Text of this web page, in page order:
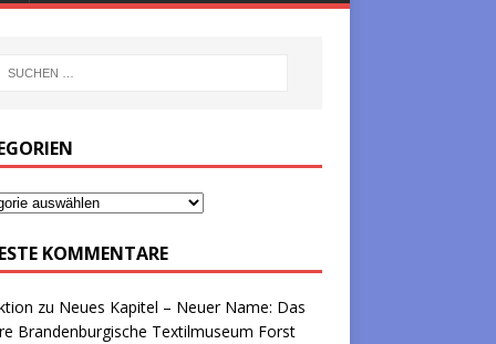
KOMMENTARE
zu Neues Kapitel – Neuer Name: Das
Brandenburgische Textilmuseum Forst